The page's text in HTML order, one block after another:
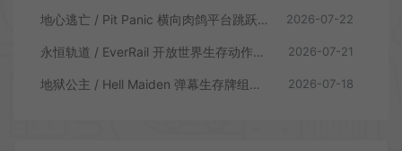
地心逃亡 / Pit Panic 横向肉鸽平台跳跃游戏 2026-07-22
永恒轨道 / EverRail 开放世界生存动作游戏 2026-07-21
地狱公主 / Hell Maiden 弹幕生存牌组动作游戏 2026-07-18